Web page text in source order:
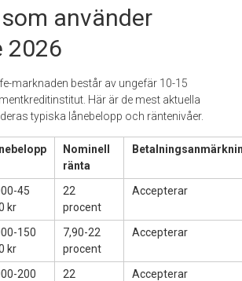
använder
2026
marknaden består av ungefär 10-15
Här är de mest aktuella
typiska lånebelopp och räntenivåer.
Nominell
ränta
45
kr
22
procent
Accepterar
150
kr
7,90-22
procent
Accepterar
200 22 Accepterar